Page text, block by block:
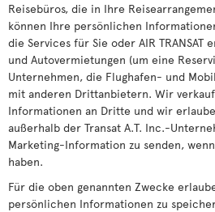
Reisebüros, die in Ihre
können Ihre persönlichen
die Services für Sie oder AIR TRANSAT
und Autovermietungen (um eine
Unternehmen, die Flughafen- und
mit anderen Drittanbietern. Wir
Informationen an Dritte und wir
außerhalb der Transat A.T. Inc.-
Marketing-Information zu senden,
haben.
Für die oben genannten Zwecke
persönlichen Informationen zu